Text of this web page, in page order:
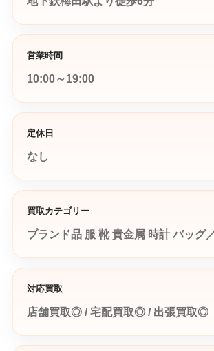
営業時間
10:00～19:00
定休日
なし
買取カテゴリー
ブランド品 服 靴 貴金属 時計 バッグ
対応買取
店舗買取◎ / 宅配買取◎ / 出張買取◎